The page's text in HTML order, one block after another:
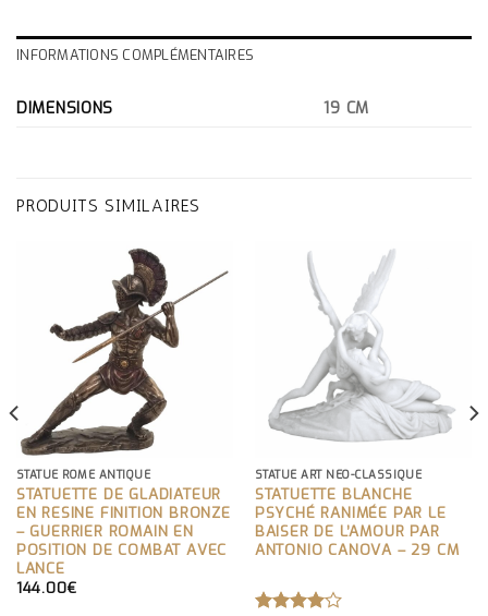
INFORMATIONS COMPLÉMENTAIRES
DIMENSIONS 19 CM
PRODUITS SIMILAIRES
STATUE ROME ANTIQUE
STATUETTE DE GLADIATEUR
EN RESINE FINITION BRONZE
– GUERRIER ROMAIN EN
POSITION DE COMBAT AVEC
LANCE
144.00€
STATUE ART NEO-CLASSIQUE
STATUETTE BLANCHE
PSYCHÉ RANIMÉE PAR LE
BAISER DE L’AMOUR PAR
ANTONIO CANOVA – 29 CM